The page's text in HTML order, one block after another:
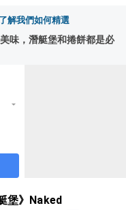
了解我們如何精選
味，潛艇堡和捲餅都是必
堡》Naked